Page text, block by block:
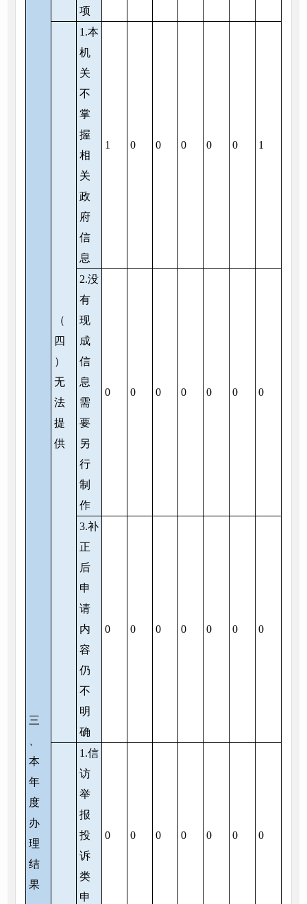
三
本
年
度
办
理
结
果
项
（
四
）
无
法
提
供
1.本
机
关
不
掌
握
相
关
政
府
信
息
1 0 0 0 0 0 1
2.没
有
现
成
信
息
需
要
另
行
制
作
0 0 0 0 0 0 0
3.补
正
后
申
请
内
容
仍
不
明
确
0 0 0 0 0 0 0
1.信
访
举
报
投
诉
类
申
0 0 0 0 0 0 0